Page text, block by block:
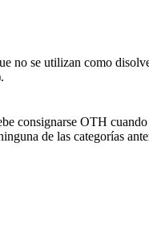
no se utilizan como
consignarse OTH
de las categorías